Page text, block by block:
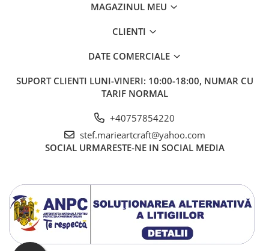
MAGAZINUL MEU
CLIENTI
DATE COMERCIALE
SUPORT CLIENTI LUNI-VINERI: 10:00-18:00, NUMAR CU
TARIF NORMAL
+40757854220
stef.marieartcraft@yahoo.com
SOCIAL URMARESTE-NE IN SOCIAL MEDIA